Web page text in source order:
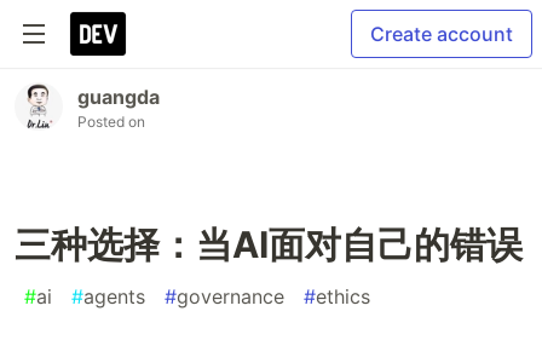
Create account
guangda
Posted on
三种选择：当AI面对自己的错误
#ai #agents #governance #ethics